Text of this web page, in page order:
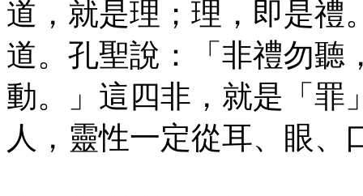
道，就是理；理，即是禮
道。孔聖說：「非禮勿聽
動。」這四非，就是「罪
人，靈性一定從耳、眼、